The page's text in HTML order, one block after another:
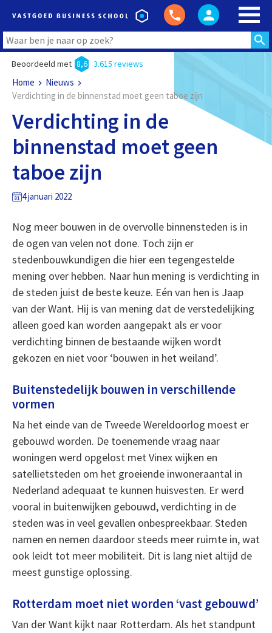
Beoordeeld met 8,6 3.615 reviews
Home
Nieuws
Verdichting in de binnenstad moet geen taboe zijn
Verdichting in de
binnenstad moet geen
taboe zijn
4 januari 2022
Nog meer bouwen in de overvolle binnensteden is in
de ogen van velen not done. Toch zijn er
stedenbouwkundigen die hier een tegengestelde
mening over hebben. Naar hun mening is verdichting in
de steden juist de beste keuze. Eén van hen is Jaap
van der Want. Hij is van mening dat de verstedelijking
alleen goed kan worden aangepakt als er voor
verdichting binnen de bestaande wijken wordt
gekozen en niet voor ‘bouwen in het weiland’.
Buitenstedelijk bouwen in verschillende
vormen
Na het einde van de Tweede Wereldoorlog moest er
gebouwd worden. De toenemende vraag naar
woningen werd opgelost met Vinex wijken en
satellietsteden om het groeiende inwoneraantal in
Nederland adequaat te kunnen huisvesten. Er werd
vooral in buitenwijken gebouwd, verdichting in de
steden was in veel gevallen onbespreekbaar. Steden
namen en nemen daardoor steeds meer ruimte in, wat
ook leidt tot meer mobiliteit. Dit is lang niet altijd de
meest gunstige oplossing.
Rotterdam moet niet worden ‘vast gebouwd’
Van der Want kijkt naar Rotterdam. Als het standpunt